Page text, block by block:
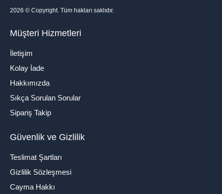
2026 © Copyright. Tüm hakları saklıdır.
Müşteri Hizmetleri
İletişim
Kolay İade
Hakkımızda
Sıkça Sorulan Sorular
Sipariş Takip
Güvenlik ve Gizlilik
Teslimat Şartları
Gizlilik Sözleşmesi
Cayma Hakkı